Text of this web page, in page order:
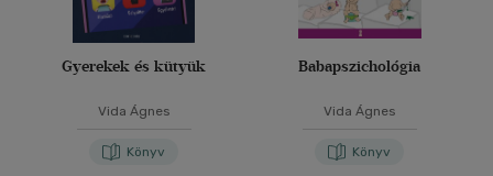
Gyerekek és kütyük
Vida Ágnes
Könyv
Babapszichológia
Vida Ágnes
Könyv